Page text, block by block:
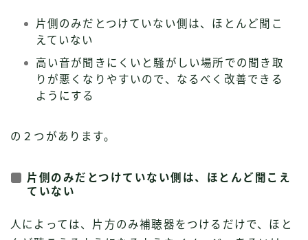
片側のみだとつけていない側は、ほとんど聞こ
えていない
高い音が聞きにくいと騒がしい場所での聞き取
りが悪くなりやすいので、なるべく改善できる
ようにする
の２つがあります。
片側のみだとつけていない側は、ほとんど聞こえ
ていない
人によっては、片方のみ補聴器をつけるだけで、ほと